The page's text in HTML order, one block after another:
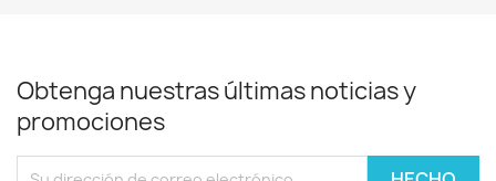
Obtenga nuestras últimas noticias y
promociones